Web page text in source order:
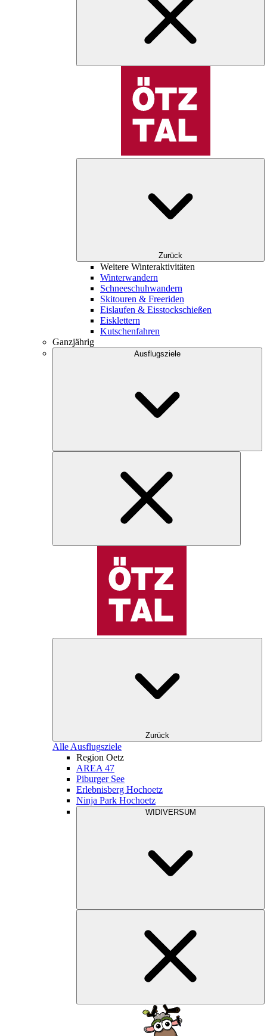
Zurück
Weitere Winteraktivitäten
Winterwandern
Schneeschuhwandern
Skitouren & Freeriden
Eislaufen & Eisstockschießen
Eisklettern
Kutschenfahren
Ganzjährig
Ausflugsziele
Zurück
Alle Ausflugsziele
Region Oetz
AREA 47
Piburger See
Erlebnisberg Hochoetz
Ninja Park Hochoetz
WIDIVERSUM